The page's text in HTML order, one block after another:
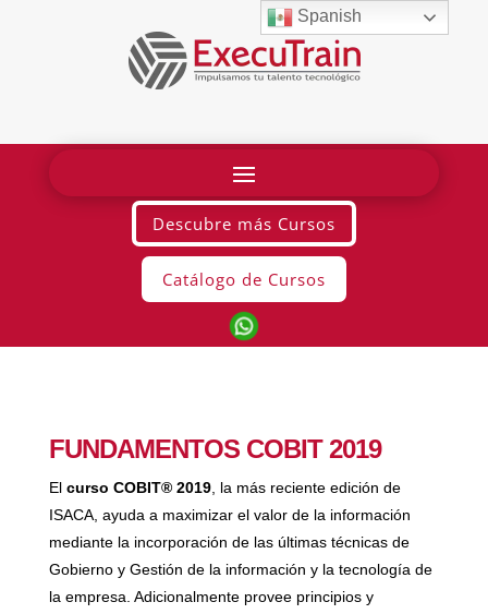
Descubre más Cursos
Catálogo de Cursos
FUNDAMENTOS COBIT 2019
El curso COBIT® 2019, la más reciente edición de
ISACA, ayuda a maximizar el valor de la información
mediante la incorporación de las últimas técnicas de
Gobierno y Gestión de la información y la tecnología de
la empresa. Adicionalmente provee principios y
Spanish